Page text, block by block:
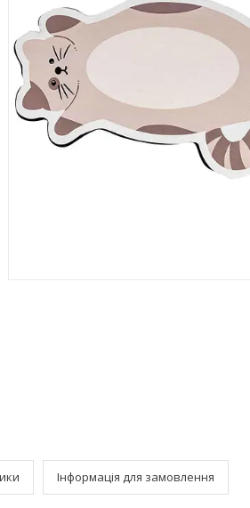
Інформація для замовлення